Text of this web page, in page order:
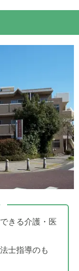
きる介護・医
士指導のも